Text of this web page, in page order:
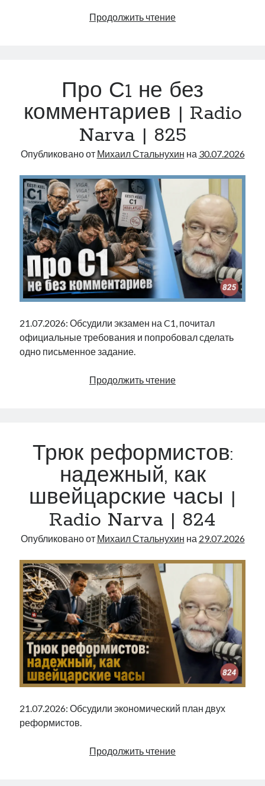
Продолжить чтениеКакой
и
Radio
Narva
|
Про С1 не без
комментариев | Radio
Narva | 825
Опубликовано от Михаил Стальнухин на 30.07.2026
21.07.2026: Обсудили экзамен на C1, почитал
официальные требования и попробовал сделать
одно письменное задание.
Продолжить чтениеПро
|
Narva
|
825
Трюк реформистов:
надежный, как
швейцарские часы |
Radio Narva | 824
Опубликовано от Михаил Стальнухин на 29.07.2026
21.07.2026: Обсудили экономический план двух
реформистов.
Продолжить чтениеТрюк